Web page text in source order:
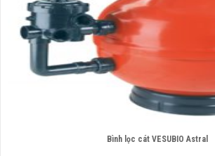
Bình lọc cát VESUBIO Astral